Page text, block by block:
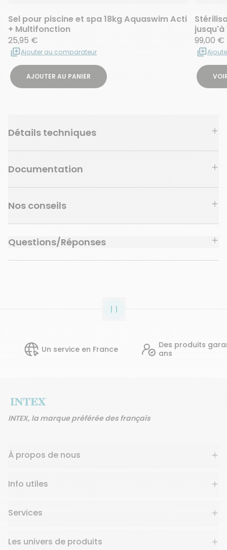
Sel pour piscine et spa 18kg Aquaswim Acti
+ Multifonction
25,95 €
Ajouter au comparateur
AJOUTER AU PANIER
jusqu'à
99,00 €
Détails techniques
Documentation
Nos conseils
Questions/Réponses
Un service en France
Des produits garantis 2
INTEX, la marque préférée des français
À propos de nous
Info utiles
Services
Les univers de produits